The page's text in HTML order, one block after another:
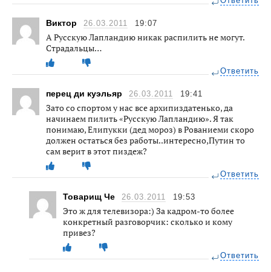
Виктор 26.03.2011 19:07
А Русскую Лапландию никак распилить не могут.
Страдальцы…
Ответить
перец ди куэльяр 26.03.2011 19:41
Зато со спортом у нас все архипиздатенько, да
начинаем пилить «Русскую Лапландию». Я так
понимаю, Елипукки (дед мороз) в Рованиеми скоро
должен остаться без работы..интересно,Путин то
сам верит в этот пиздеж?
Ответить
Товарищ Че 26.03.2011 19:53
Это ж для телевизора:) За кадром-то более
конкретный разговорчик: сколько и кому
привез?
Ответить